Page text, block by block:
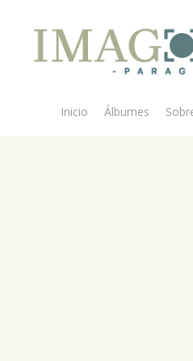
Inicio Álbumes